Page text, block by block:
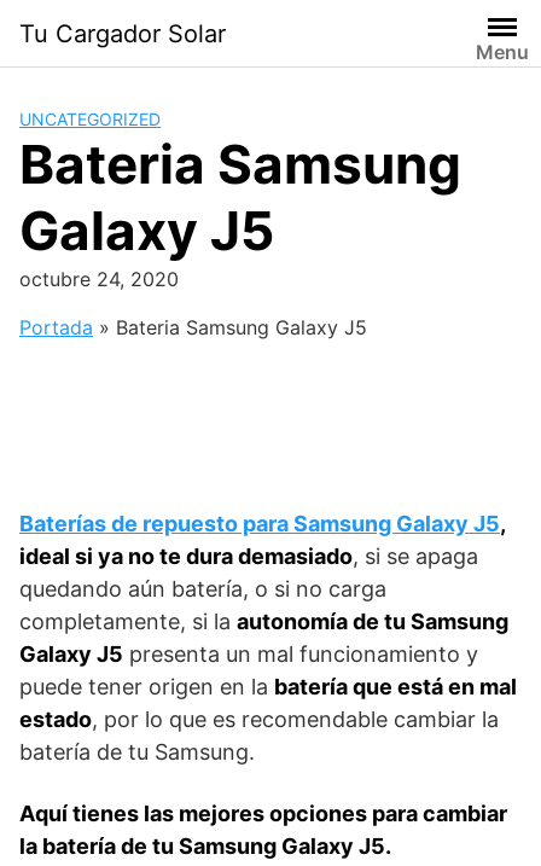
contenido
Tu Cargador Solar
Menu
UNCATEGORIZED
Bateria Samsung
Galaxy J5
octubre 24, 2020
Portada » Bateria Samsung Galaxy J5
Baterías de repuesto para Samsung Galaxy J5,
ideal si ya no te dura demasiado, si se apaga
quedando aún batería, o si no carga
completamente, si la autonomía de tu Samsung
Galaxy J5 presenta un mal funcionamiento y
puede tener origen en la batería que está en mal
estado, por lo que es recomendable cambiar la
batería de tu Samsung.
Aquí tienes las mejores opciones para cambiar
la batería de tu Samsung Galaxy J5.